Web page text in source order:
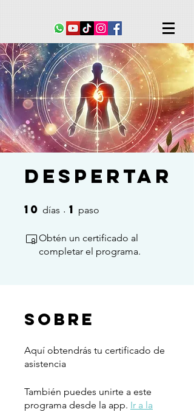
Despertar
10 días 10 días
1 paso
Obtén un certificado al
completar el programa.
Sobre
Aquí obtendrás tu certificado de
asistencia
También puedes unirte a este
programa desde la app. Ir a la